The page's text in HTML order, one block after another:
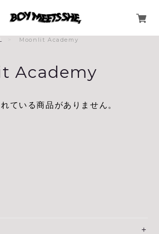
Moonlit Academy
Academy
ている商品がありません。